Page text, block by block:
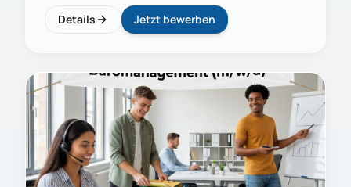
Güterbewegung in der Metallbearbeitung. Du wirst
ein Spezialist im Umgang mit dem Gabelstapler. Wir
die Fertigungs- und Lagerhallen. Du bist die Vorstufe
und gleichzeitig der letzte wichtige Schritt der
Produktion. Du prüfst die gelieferten Waren auf
Qualität und Menge. Du stellst die Materialien für die
Fertigung bereit. Fertige Bauteile wirst du perfekt
verpacken um sie in die Welt versenden zu können.
So bist Du ein wichtiger Teil bei der Herstellung
Details Jetzt bewerben